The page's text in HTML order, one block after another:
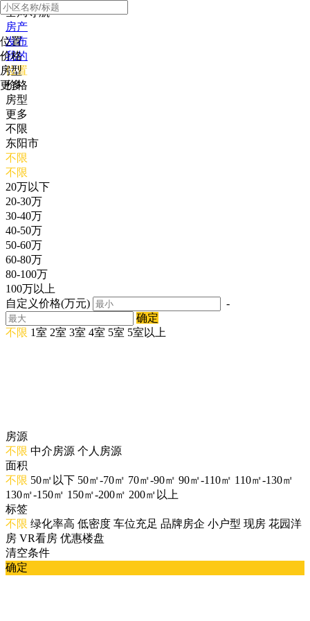
全局导航
房产
发布
我的
位置
价格
房型
更多
位置
价格
房型
更多
不限
东阳市
不限
不限
20万以下
20-30万
30-40万
40-50万
50-60万
60-80万
80-100万
100万以上
自定义价格(万元)
-
确定
不限 1室 2室 3室 4室 5室 5室以上
房源
不限 中介房源 个人房源
面积
不限 50㎡以下 50㎡-70㎡ 70㎡-90㎡ 90㎡-110㎡ 110㎡-130㎡
130㎡-150㎡ 150㎡-200㎡ 200㎡以上
标签
不限 绿化率高 低密度 车位充足 品牌房企 小户型 现房 花园洋
房 VR看房 优惠楼盘
清空条件
确定